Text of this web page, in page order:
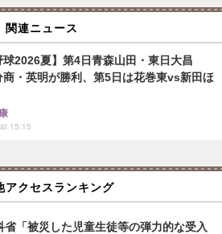
関連ニュース
球2026夏】第4日青森山田・東日大昌
商・英明が勝利、第5日は花巻東vs新田ほ
15:15
アクセスランキング
省「被災した児童生徒等の弾力的な受入